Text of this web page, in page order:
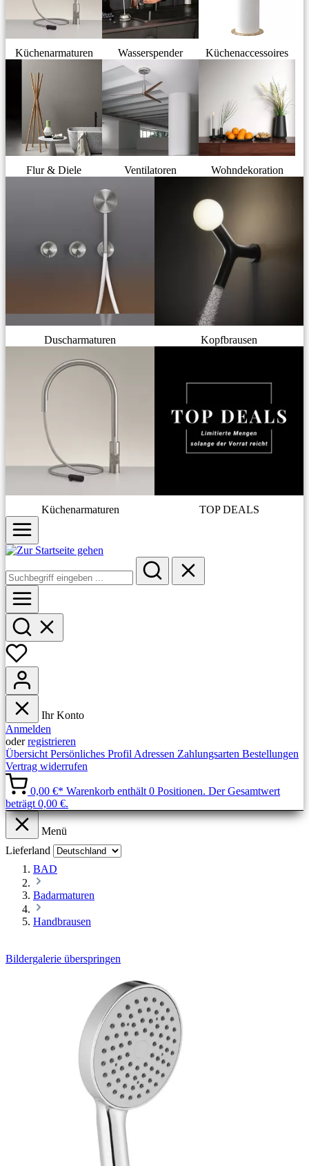
Küchenarmaturen Wasserspender Küchenaccessoires
Flur & Diele Ventilatoren Wohndekoration
Duscharmaturen Kopfbrausen
Küchenarmaturen TOP DEALS
Ihr Konto
Anmelden
oderregistrieren
Übersicht Persönliches Profil Adressen Zahlungsarten Bestellungen
Vertrag widerrufen
0,00 €* Warenkorb enthält 0 Positionen. Der Gesamtwert
beträgt 0,00 €.
Menü
Lieferland
BAD
Badarmaturen
Handbrausen
Bildergalerie überspringen